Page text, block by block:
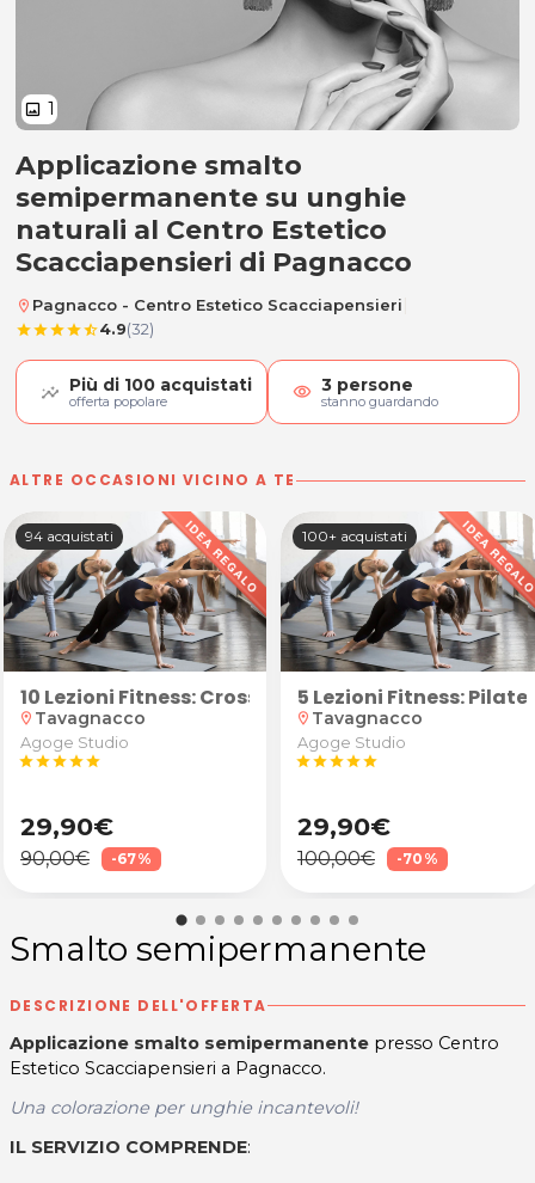
image 1
Smalto semipermanente
Applicazione smalto
semipermanente su unghie
naturali al Centro Estetico
Scacciapensieri di Pagnacco
location_on Pagnacco - Centro Estetico Scacciapensieri
starstarstarstarstar_half4.9(32)
Più di 100 acquistati
offerta popolare visibility 3 persone
stanno guardando
ALTRE OCCASIONI VICINO A TE
a Reana del Rojale
rimozione tartaro
94 acquistati
10 Lezioni Fitness: Cross Training o GAG
location_on Tavagnacco
Agoge Studio
starstarstarstarstar
29,90€
90,00€ -67%
100+ acquistati
5 Lezioni Fitness:
location_on Tavagnacco
Agoge Studio
starstarstarstarstar
29,90€
100,00€ -70%
Smalto semipermanente
DESCRIZIONE DELL'OFFERTA
Applicazione smalto semipermanente presso Centro
Estetico Scacciapensieri a Pagnacco.
Una colorazione per unghie incantevoli!
IL SERVIZIO COMPRENDE: